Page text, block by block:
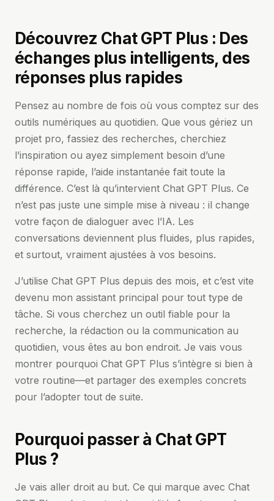
Découvrez Chat GPT Plus : Des
échanges plus intelligents, des
réponses plus rapides
Pensez au nombre de fois où vous comptez sur des
outils numériques au quotidien. Que vous gériez un
projet pro, fassiez des recherches, cherchiez
l’inspiration ou ayez simplement besoin d’une
réponse rapide, l’aide instantanée fait toute la
différence. C’est là qu’intervient Chat GPT Plus. Ce
n’est pas juste une simple mise à niveau : il change
votre façon de dialoguer avec l’IA. Les
conversations deviennent plus fluides, plus rapides,
et surtout, vraiment ajustées à vos besoins.
J’utilise Chat GPT Plus depuis des mois, et c’est vite
devenu mon assistant principal pour tout type de
tâche. Si vous cherchez un outil fiable pour la
recherche, la rédaction ou la communication au
quotidien, vous êtes au bon endroit. Je vais vous
montrer pourquoi Chat GPT Plus s’intègre si bien à
votre routine—et partager des exemples concrets
pour l’adopter tout de suite.
Pourquoi passer à Chat GPT
Plus ?
Je vais aller droit au but. Ce qui marque avec Chat